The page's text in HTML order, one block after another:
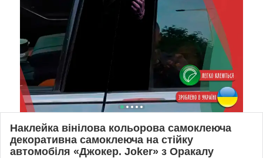
Наклейка вінілова кольорова самоклеюча
декоративна самоклеюча на стійку
автомобіля «Джокер. Joker» з Оракалу